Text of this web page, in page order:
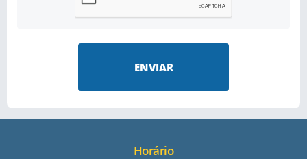
ENVIAR
Horário